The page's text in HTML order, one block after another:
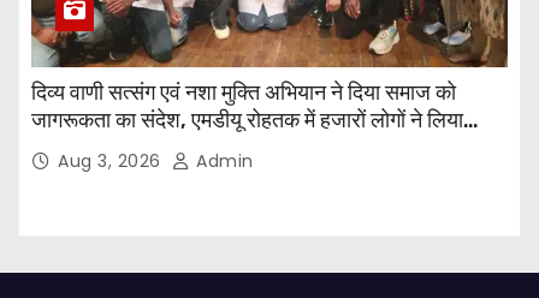
दिव्य वाणी सत्संग एवं नशा मुक्ति अभियान ने दिया समाज को
जागरूकता का संदेश, एमडीयू रोहतक में हजारों लोगों ने लिया
संकल्पAug 3, 2026 Admin